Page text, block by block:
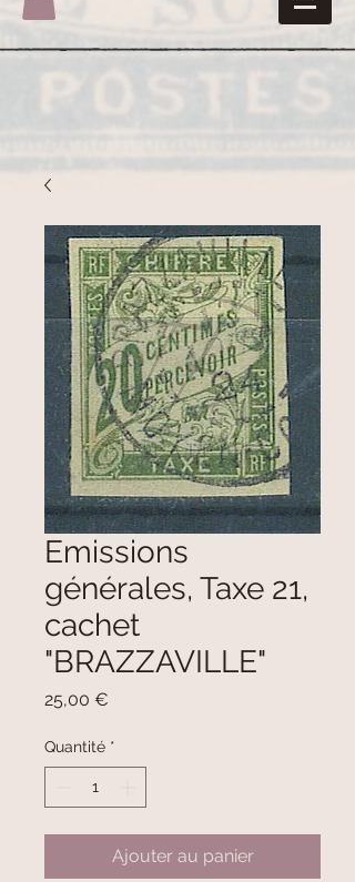
Emissions
générales, Taxe 21,
cachet
"BRAZZAVILLE"
25,00 €
Quantité *
Ajouter au panier